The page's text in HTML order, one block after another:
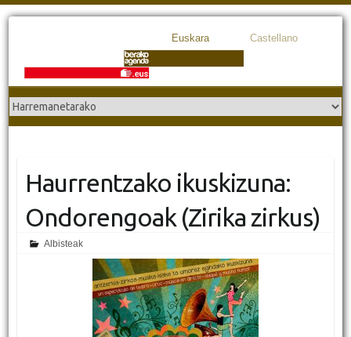
Euskara Castellano
Haurrentzako ikuskizuna:
Ondorengoak (Zirika zirkus)
Albisteak